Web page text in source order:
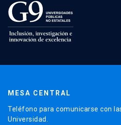
MESA CENTRAL
Teléfono para comunicarse con
Universidad.